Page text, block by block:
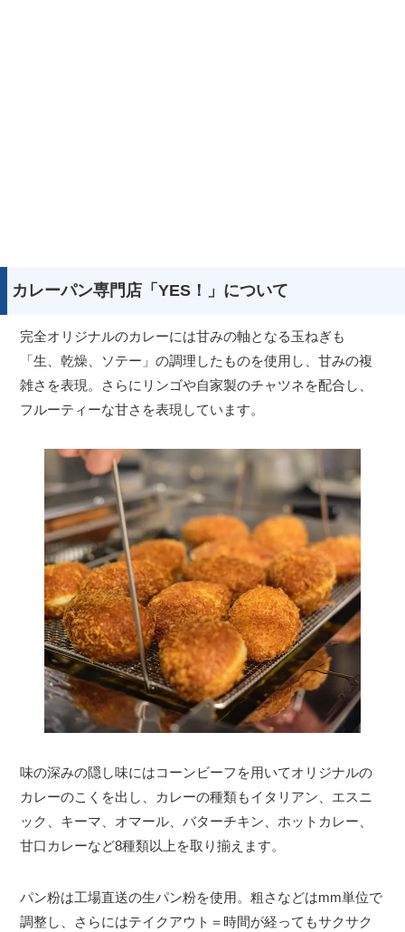
カレーパン専門店「YES！」について
完全オリジナルのカレーには甘みの軸となる玉ねぎも
「生、乾燥、ソテー」の調理したものを使用し、甘みの複
雑さを表現。さらにリンゴや自家製のチャツネを配合し、
フルーティーな甘さを表現しています。
味の深みの隠し味にはコーンビーフを用いてオリジナルの
カレーのこくを出し、カレーの種類もイタリアン、エスニ
ック、キーマ、オマール、バターチキン、ホットカレー、
甘口カレーなど8種類以上を取り揃えます。
パン粉は工場直送の生パン粉を使用。粗さなどはmm単位で
調整し、さらにはテイクアウト＝時間が経ってもサクサク